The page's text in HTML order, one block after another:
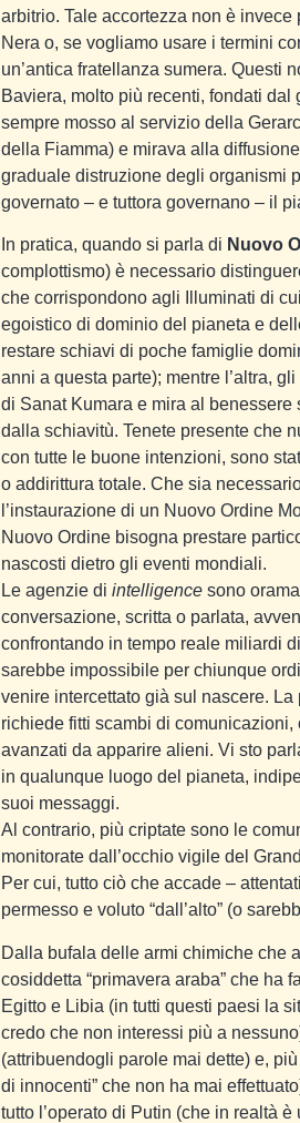
arbitrio. Tale accortezza non è
Nera o, se vogliamo usare i termini
un’antica fratellanza sumera. Questi
Baviera, molto più recenti, fondati
sempre mosso al servizio della
della Fiamma) e mirava alla
graduale distruzione degli organismi
governato – e tuttora governano – il
In pratica, quando si parla di Nuovo
complottismo) è necessario
che corrispondono agli Illuminati di
egoistico di dominio del pianeta e
restare schiavi di poche famiglie
anni a questa parte); mentre l’altra,
di Sanat Kumara e mira al
dalla schiavitù. Tenete presente che
con tutte le buone intenzioni, sono
o addirittura totale. Che sia
l’instaurazione di un Nuovo Ordine
Nuovo Ordine bisogna prestare
nascosti dietro gli eventi mondiali.
Le agenzie di intelligencesono
conversazione, scritta o parlata,
confrontando in tempo reale miliardi
sarebbe impossibile per chiunque
venire intercettato già sul nascere.
richiede fitti scambi di
avanzati da apparire alieni. Vi sto
in qualunque luogo del pianeta,
suoi messaggi.
Al contrario, più criptate sono le
monitorate dall’occhio vigile del
Per cui, tutto ciò che accade –
permesso e voluto “dall’alto” (o
Dalla bufala delle armi chimiche che
cosiddetta “primavera araba” che ha
Egitto e Libia (in tutti questi paesi la
credo che non interessi più a
(attribuendogli parole mai dette) e,
di innocenti” che non ha mai
tutto l’operato di Putin (che in realtà